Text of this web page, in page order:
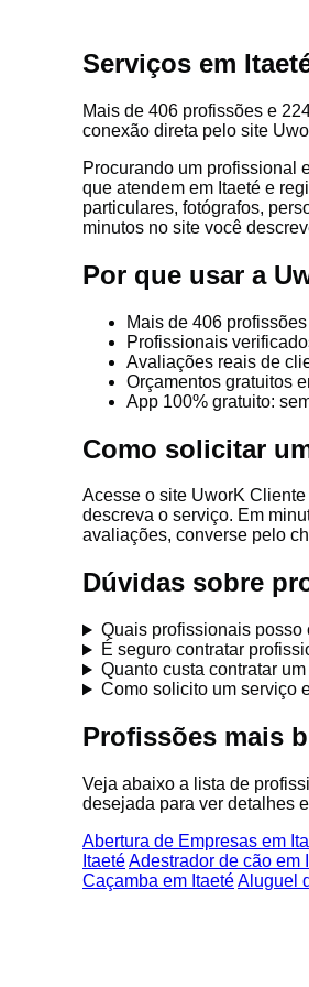
Serviços em
Mais de 406 profissões e
conexão direta pelo site
Procurando um profissional
que atendem em Itaeté e
particulares, fotógrafos,
minutos no site você
Por que usar a
Mais de 406
Profissionais
Avaliações reais de
Orçamentos gratuitos
App 100% gratuito:
Como solicitar
Acesse o site UworK
descreva o serviço. Em
avaliações, converse pelo
Dúvidas sobre
Quais profissionais posso
É seguro contratar
Quanto custa contratar
Como solicito um serviço
Profissões mais
Veja abaixo a lista de
desejada para ver detalhes
Abertura de Empresas em
ItaetéAdestrador de cão em
Caçamba em ItaetéAluguel